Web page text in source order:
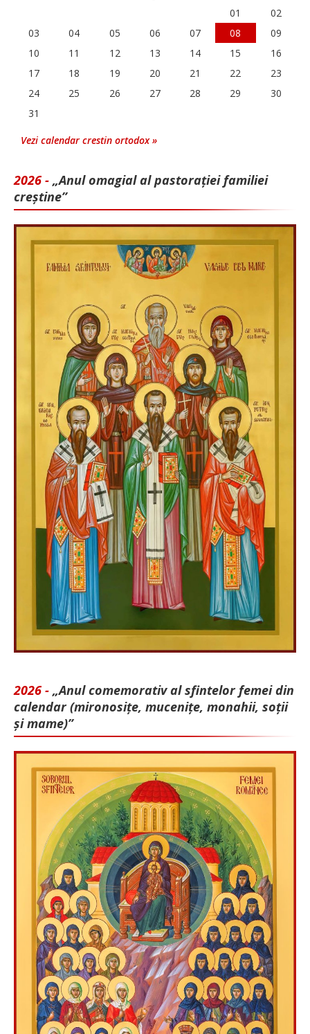
01
02
03
04 05 06 07 08
09
10
11 12 13 14 15
16
17
18 19 20 21 22
23
24
25 26 27 28 29
30
31
Vezi calendar crestin ortodox »
2026 - „Anul omagial al pastorației familiei
creștine”
2026 - „Anul comemorativ al sfintelor femei din
calendar (mironosițe, mu­cenițe, monahii, soții
și mame)”